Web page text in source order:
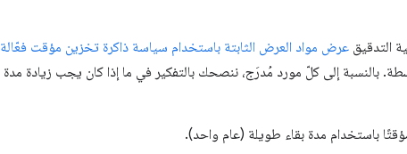
التدقيق عرض مواد العرض الثابتة باستخدام سياسة ذاكرة تخزين مؤقت فعّالة
باستخدام مدة بقاء طويلة (عام واحد).